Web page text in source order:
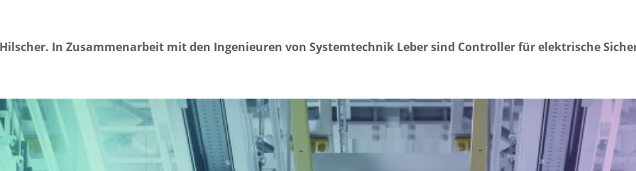
In Zusammenarbeit mit den Ingenieuren von Systemtechnik Leber sind Controller für elektrische